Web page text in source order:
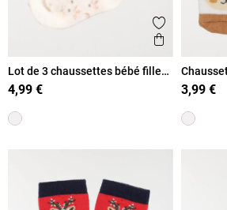
Ajouter aux
Aperçu
Lot de 3 chaussettes bébé fille
écru
4,99 € 3,99 €